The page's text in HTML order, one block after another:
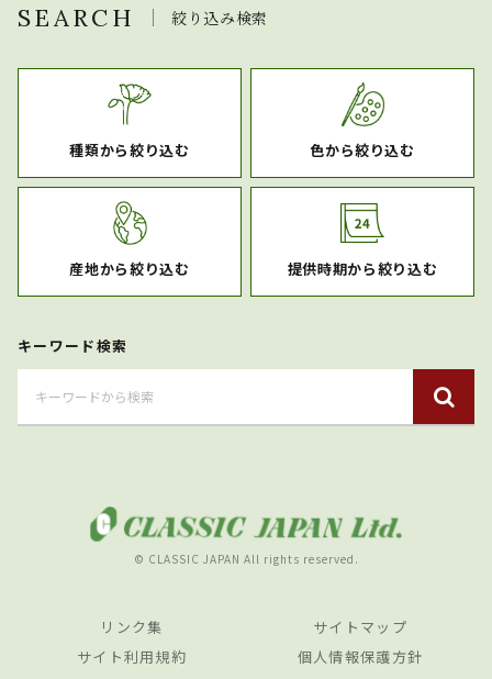
SEARCH 絞り込み検索
種類から絞り込む 色から絞り込む
産地から絞り込む 提供時期から絞り込む
キーワード検索
© CLASSIC JAPAN All rights reserved.
リンク集
サイトマップ
サイト利用規約
個人情報保護方針